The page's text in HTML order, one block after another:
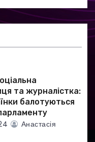
та журналістка:
балотуються
Анастасія